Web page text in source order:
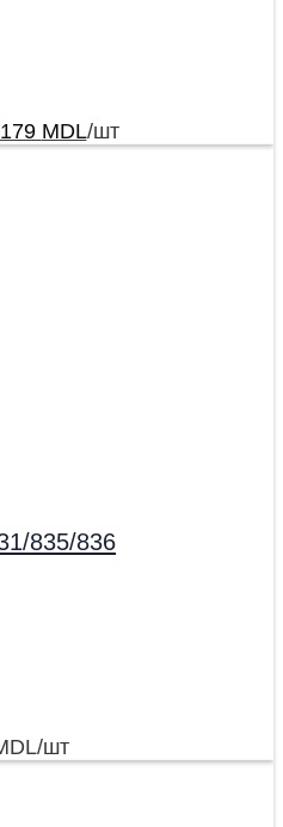
179 MDL/шт
835/836
/шт